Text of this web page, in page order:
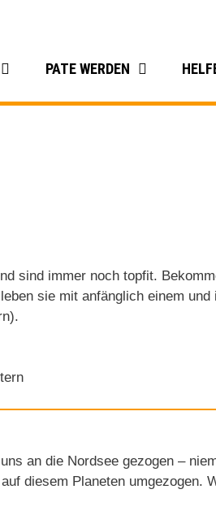
PATE WERDEN
sind immer noch topfit.
sie mit anfänglich einem und
an die Nordsee gezogen –
diesem Planeten umgezogen.